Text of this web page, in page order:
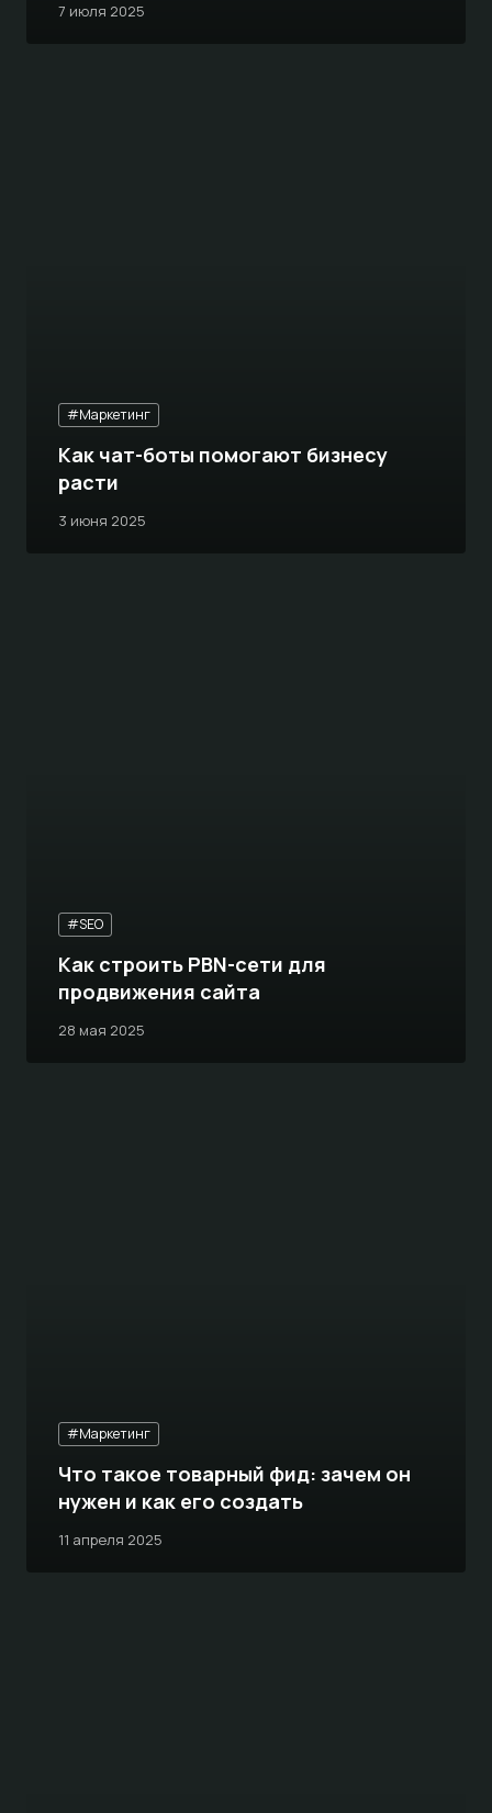
7 июля 2025
#Маркетинг
3 июня 2025
Как чат-боты помогают бизнесу
расти
#SEO
28 мая 2025
Как строить PBN-сети для
продвижения сайта
#Маркетинг
11 апреля 2025
Что такое товарный фид: зачем он
нужен и как его создать